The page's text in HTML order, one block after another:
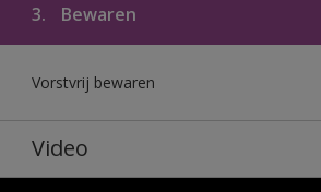
3. Bewaren
Vorstvrij bewaren
Video